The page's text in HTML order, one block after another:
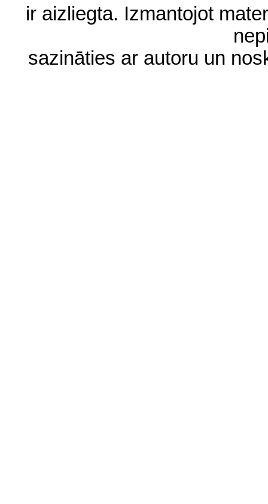
ir aizliegta. Izmantojot
sazināties ar autoru un